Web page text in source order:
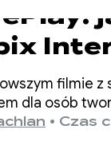
do
filmie z
dla osób
poznajemy
• Czas